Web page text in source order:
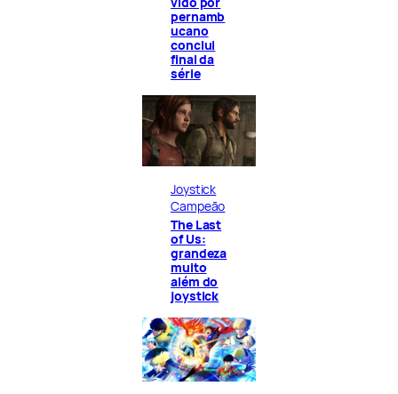
pernamb
ucano
conclui
final da
série
Joystick
Campeão
The Last
of Us:
grandeza
muito
além do
joystick